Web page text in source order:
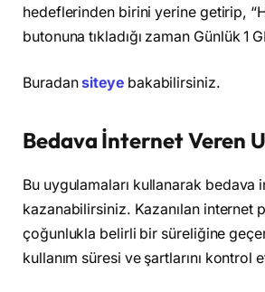
hedeflerinden birini yerine getirip,
butonuna tıkladığı zaman Günlük 1
Buradansiteye bakabilirsiniz.
Bedava İnternet Veren
Bu uygulamaları kullanarak bedava
kazanabilirsiniz. Kazanılan internet
çoğunlukla belirli bir süreliğine
kullanım süresi ve şartlarını kontrol